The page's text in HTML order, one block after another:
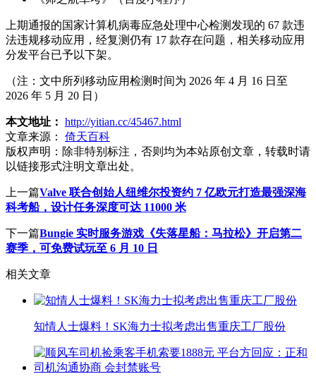
上期通报的国家计算机病毒应急处理中心检测发现的 67 款违
法违规移动应用，经复测仍有 17 款存在问题，相关移动应用
分发平台已予以下架。
（注：文中所列移动应用检测时间为 2026 年 4 月 16 日至
2026 年 5 月 20 日）
本文地址： http://yitian.cc/45467.html
文章来源：
倚天百科
版权声明： 除非特别标注，否则均为本站原创文章，转载时请
以链接形式注明文章出处。
上一篇Valve 联合创始人纽维尔投资约 7 亿欧元打造最强深海
科考船，设计任务深度可达 11000 米
下一篇Bungie 实时服务游戏《失落星船：马拉松》开启第二
赛季，可免费试玩至 6 月 10 日
相关文章
知情人士爆料！SK海力士拟考虑出售重庆工厂股份